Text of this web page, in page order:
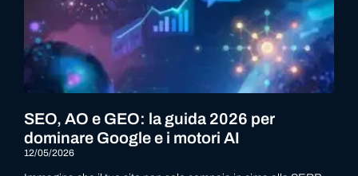
SEO, AO e GEO: la guida 2026 per
dominare Google e i motori AI
12/05/2026